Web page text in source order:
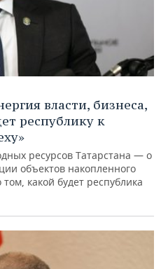
власти, бизнеса,
республику к
ресурсов Татарстана — о
объектов накопленного
какой будет республика